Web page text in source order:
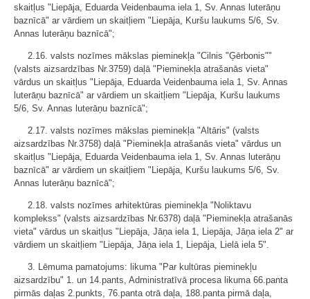
skaitļus "Liepāja, Eduarda Veidenbauma iela 1, Sv. Annas luterāņu
baznīcā" ar vārdiem un skaitļiem "Liepāja, Kuršu laukums 5/6, Sv.
Annas luterāņu baznīcā";
2.16. valsts nozīmes mākslas pieminekļa "Cilnis "Ģērbonis""
(valsts aizsardzības Nr.3759) daļā "Pieminekļa atrašanās vieta"
vārdus un skaitļus "Liepāja, Eduarda Veidenbauma iela 1, Sv. Annas
luterāņu baznīcā" ar vārdiem un skaitļiem "Liepāja, Kuršu laukums
5/6, Sv. Annas luterāņu baznīcā";
2.17. valsts nozīmes mākslas pieminekļa "Altāris" (valsts
aizsardzības Nr.3758) daļā "Pieminekļa atrašanās vieta" vārdus un
skaitļus "Liepāja, Eduarda Veidenbauma iela 1, Sv. Annas luterāņu
baznīcā" ar vārdiem un skaitļiem "Liepāja, Kuršu laukums 5/6, Sv.
Annas luterāņu baznīcā";
2.18. valsts nozīmes arhitektūras pieminekļa "Noliktavu
komplekss" (valsts aizsardzības Nr.6378) daļā "Pieminekļa atrašanās
vieta" vārdus un skaitļus "Liepāja, Jāņa iela 1, Liepāja, Jāņa iela 2" ar
vārdiem un skaitļiem "Liepāja, Jāņa iela 1, Liepāja, Lielā iela 5".
3. Lēmuma pamatojums: likuma "Par kultūras pieminekļu
aizsardzību" 1. un 14.pants, Administratīvā procesa likuma 66.panta
pirmās daļas 2.punkts, 76.panta otrā daļa, 188.panta pirmā daļa,